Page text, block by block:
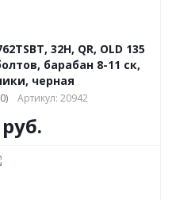
32H, QR, OLD 135
барабан 8-11 ск,
черная
Артикул: 20942
руб.